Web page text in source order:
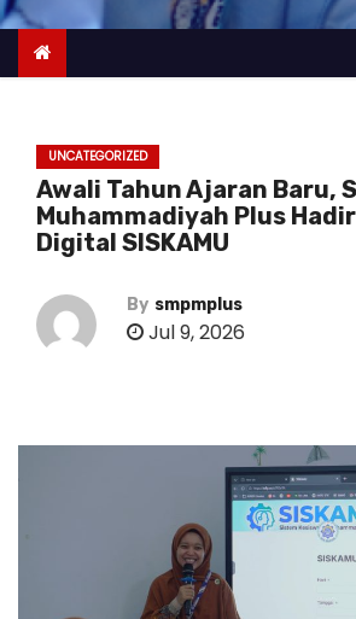
UNCATEGORIZED
Awali Tahun Ajaran Baru,
Muhammadiyah Plus
Digital SISKAMU
By smpmplus
Jul 9, 2026